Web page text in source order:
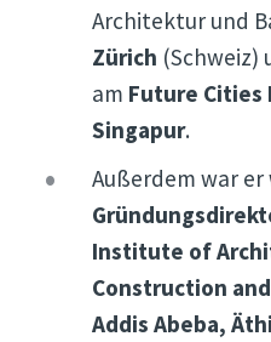
Architektur und
Zürich (Schweiz)
am Future Cities
Singapur.
Außerdem war er
Institute of
Construction
Addis Abeba,